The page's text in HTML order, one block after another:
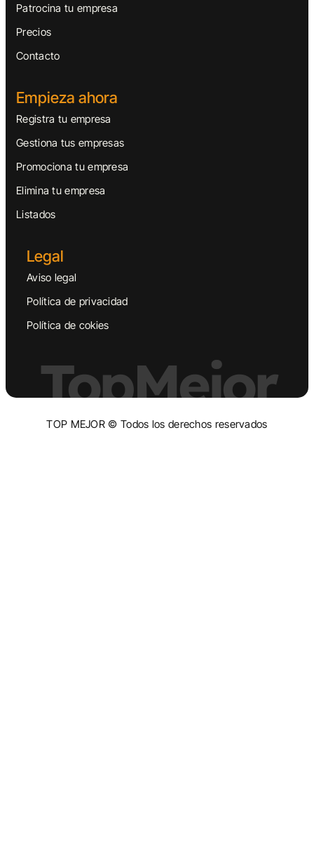
Patrocina tu empresa
Precios
Contacto
Empieza ahora
Registra tu empresa
Gestiona tus empresas
Promociona tu empresa
Elimina tu empresa
Listados
Legal
Aviso legal
Política de privacidad
Política de cokies
TopMejor
TOP MEJOR © Todos los derechos reservados